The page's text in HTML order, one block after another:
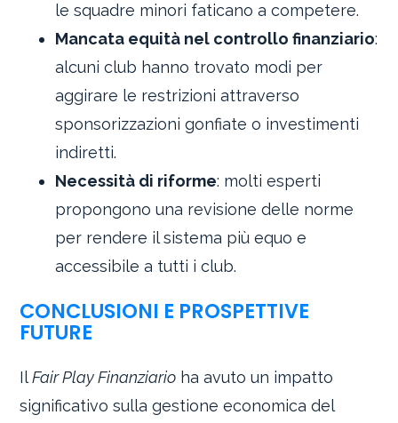
le squadre minori faticano a competere.
Mancata equità nel controllo finanziario:
alcuni club hanno trovato modi per
aggirare le restrizioni attraverso
sponsorizzazioni gonfiate o investimenti
indiretti.
Necessità di riforme: molti esperti
propongono una revisione delle norme
per rendere il sistema più equo e
accessibile a tutti i club.
CONCLUSIONI E PROSPETTIVE
FUTURE
IlFair Play Finanziario ha avuto un impatto
significativo sulla gestione economica del